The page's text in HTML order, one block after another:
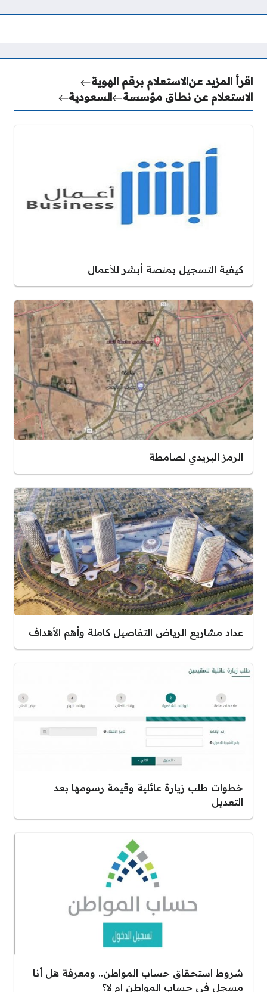
اقرأ المزيد عنالاستعلام برقم الهوية
الاستعلام عن نطاق مؤسسة
السعودية
كيفية التسجيل بمنصة أبشر للأعمال
الرمز البريدي لصامطة
عداد مشاريع الرياض التفاصيل كاملة وأهم الأهداف
خطوات طلب زيارة عائلية وقيمة رسومها بعد
التعديل
شروط استحقاق حساب المواطن.. ومعرفة هل أنا
مسجل في حساب المواطن ام لا؟